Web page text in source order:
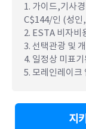
1. 가이드,기사
C$144/인 (성인
2. ESTA 비자비
3. 선택관광 및
4. 일정상 미표
5. 모레인레이크